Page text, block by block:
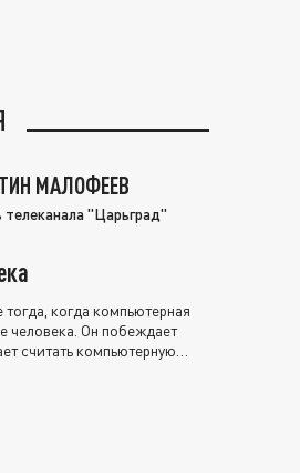
МАЛОФЕЕВ
телеканала "Царьград"
когда компьютерная
человека. Он побеждает
считать компьютерную